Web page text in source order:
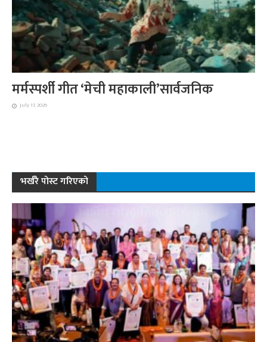
मर्मस्पर्शी गीत ‘मेची महाकाली’सार्वजनिक
July 17, 2026
भर्खरै पोस्ट गरिएको